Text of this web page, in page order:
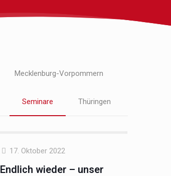
Mecklenburg-Vorpommern
Seminare Thüringen
17. Oktober 2022
Endlich wieder – unser